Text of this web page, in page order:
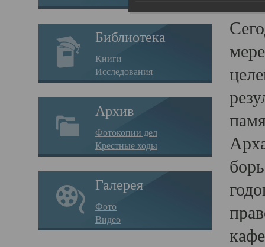
Библиотека
Книги
Исследования
Архив
Фотокопии дел
Крестные ходы
Галерея
Фото
Видео